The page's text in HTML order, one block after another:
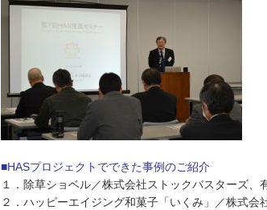
■HASプロジェクトでできた事例のご紹介
１．除草ショベル／株式会社ストックバスターズ
２．ハッピーエイジング和菓子「いくみ」／株式